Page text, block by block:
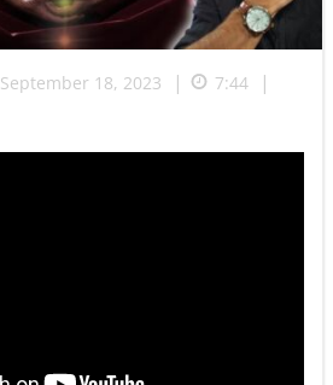
September 18, 2023 | 7:44 |